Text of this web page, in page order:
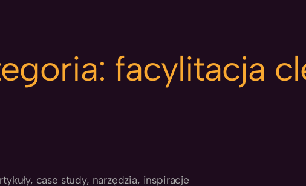
facylitacja
case study, narzędzia, inspiracje